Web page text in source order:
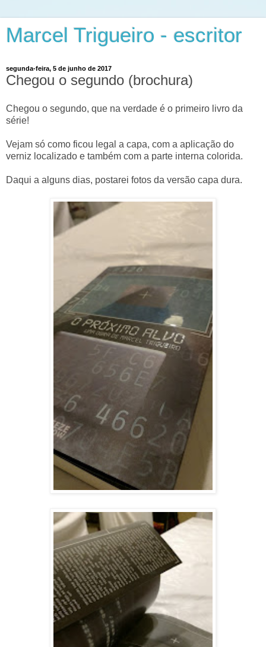
Marcel Trigueiro - escritor
segunda-feira, 5 de junho de 2017
Chegou o segundo (brochura)
Chegou o segundo, que na verdade é o primeiro livro da
série!
Vejam só como ficou legal a capa, com a aplicação do
verniz localizado e também com a parte interna colorida.
Daqui a alguns dias, postarei fotos da versão capa dura.